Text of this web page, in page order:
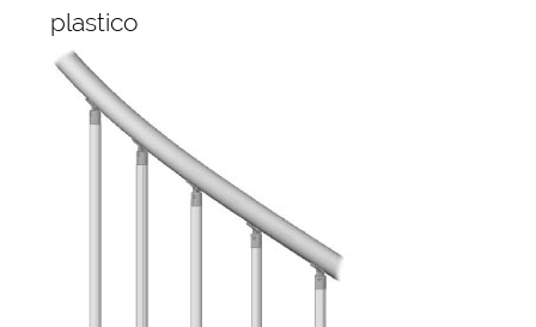
plastico